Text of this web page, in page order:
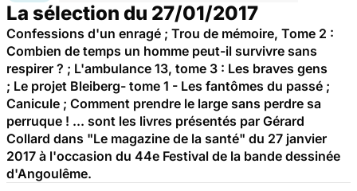
La sélection du 27/01/2017
Confessions d'un enragé ; Trou de mémoire, Tome 2 :
Combien de temps un homme peut-il survivre sans
respirer ? ; L'ambulance 13, tome 3 : Les braves gens
; Le projet Bleiberg- tome 1 - Les fantômes du passé ;
Canicule ; Comment prendre le large sans perdre sa
perruque ! ... sont les livres présentés par Gérard
Collard dans "Le magazine de la santé" du 27 janvier
2017 à l'occasion du 44e Festival de la bande dessinée
d'Angoulême.